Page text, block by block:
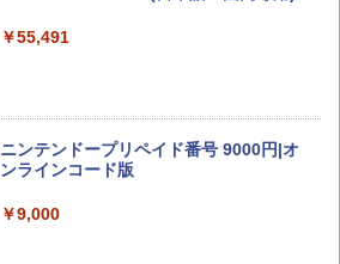
コナミデジタルエンタテインメント 【S
witch】パワフルプロ野球2026-2027 [H
ウ 2026-2027]
Version [ELJM-30585 PS5 バイオハザ
ードRE2]
ード コレクションケース UVカット 透明
保護 保管 クリアケース（ WSC ワンダー
スワンカラー用 ）
窩座再来(完全生産限定版)【Blu-ray】 [
吾峠呼世晴 ]
￥55,491
ニンテンドープリペイド番号 9000円|オ
ンラインコード版
￥9,000